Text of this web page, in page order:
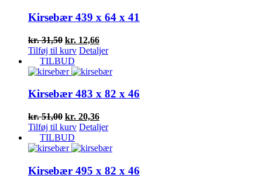
Kirsebær 439 x 64 x 41
kr.31,50 Den
oprindelige
pris
var:
kr. 12,66Den
aktuelle
er:
Tilføj til kurv Detaljer
TILBUD
Kirsebær 483 x 82 x 46
kr.51,00 Den
oprindelige
pris
var:
kr. 20,36Den
aktuelle
er:
Tilføj til kurv Detaljer
TILBUD
Kirsebær 495 x 82 x 46